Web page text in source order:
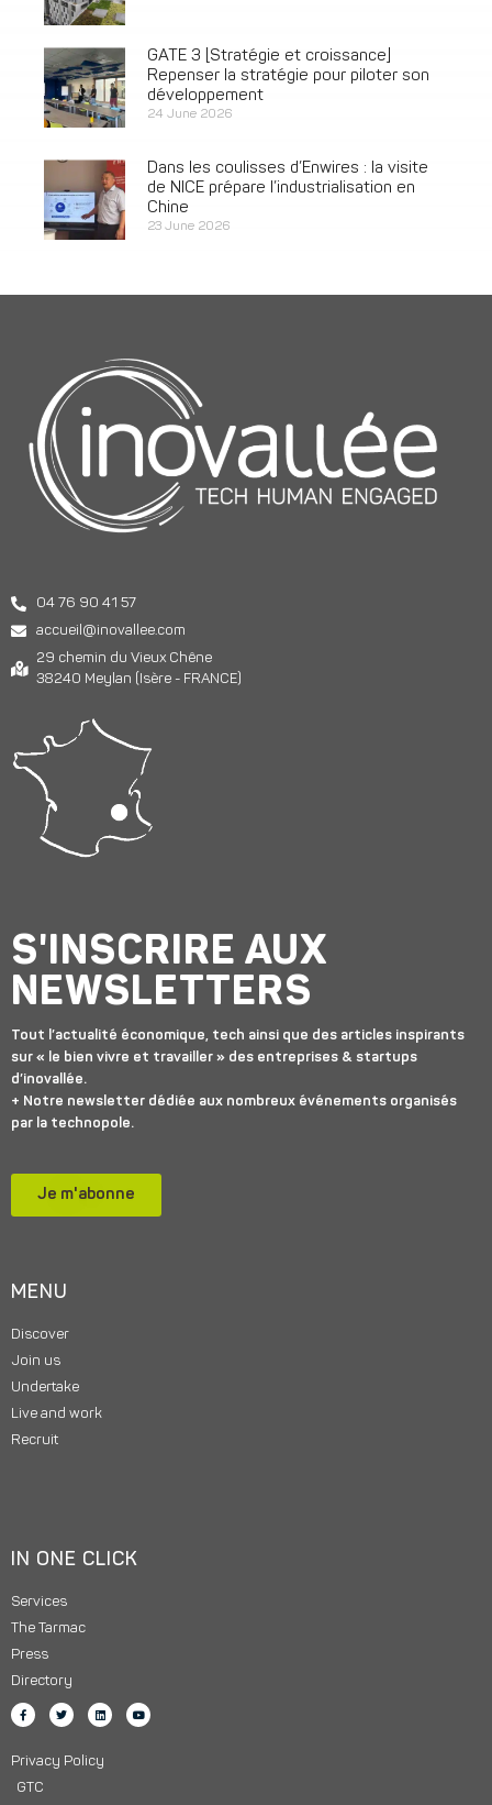
GATE 3 [Stratégie et croissance]
Repenser la stratégie pour piloter son
développement
24 June 2026
Dans les coulisses d’Enwires : la visite
de NICE prépare l’industrialisation en
Chine
23 June 2026
04 76 90 41 57
accueil@inovallee.com
29 chemin du Vieux Chêne
38240 Meylan (Isère - FRANCE)
S'INSCRIRE AUX
NEWSLETTERS
Tout l’actualité économique, tech ainsi que des articles inspirants
sur « le bien vivre et travailler » des entreprises & startups
d’inovallée.
+ Notre newsletter dédiée aux nombreux événements organisés
par la technopole.
Je m'abonne
MENU
Discover
Join us
Undertake
Live and work
Recruit
IN ONE CLICK
Services
The Tarmac
Press
Directory
Privacy Policy
GTC